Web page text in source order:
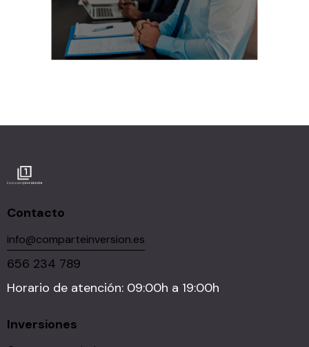
Contacto
info@comparteinversion.es
656 234 789
Horario de atención: 09:00h a 19:00h
Inversiones